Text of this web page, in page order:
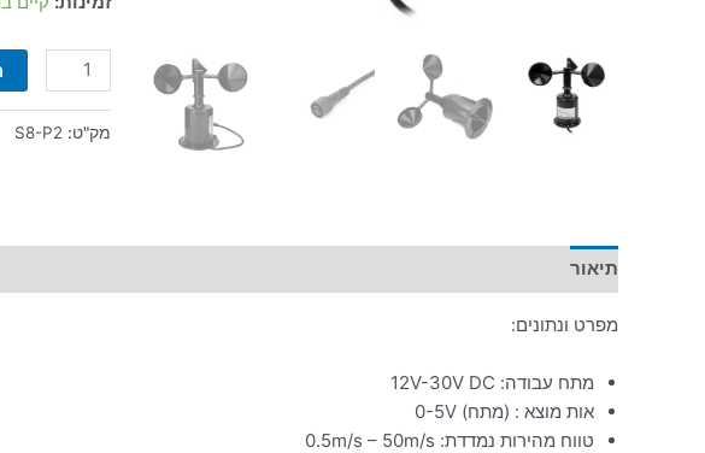
מק"ט: S8-P2
תיאור
מפרט ונתונים:
מתח עבודה: 12V-30V DC
אות מוצא : (מתח) 0-5V
טווח מהירות נמדדת: 0.5m/s – 50m/s